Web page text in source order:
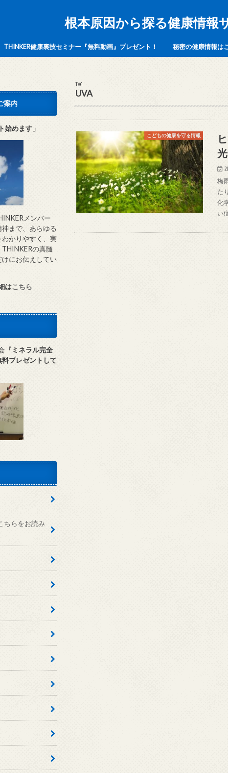
根本原因から探る健康情報
THINKER健康裏技セミナー『無料動画』プレゼント！ 秘密の健康情報は
TAG
UVA
こどもの健康を守る情報
梅
た
化
い
案内
始めます」
メンバー
まで、あらゆる
かりやすく、実
の真髄
にお伝えしてい
はこちら
『ミネラル完全
プレゼントして
ちらをお読み